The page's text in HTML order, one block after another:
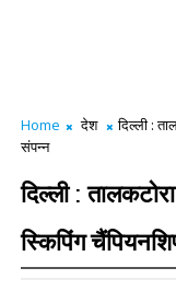
Home देश
दिल्ली :
संपन्न
दिल्ली :
स्किपिंग